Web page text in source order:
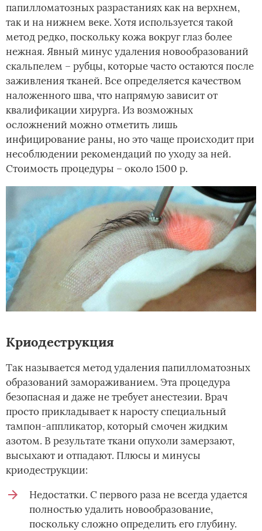
папилломатозных разрастаниях как на верхнем,
так и на нижнем веке. Хотя используется такой
метод редко, поскольку кожа вокруг глаз более
нежная. Явный минус удаления новообразований
скальпелем – рубцы, которые часто остаются после
заживления тканей. Все определяется качеством
наложенного шва, что напрямую зависит от
квалификации хирурга. Из возможных
осложнений можно отметить лишь
инфицирование раны, но это чаще происходит при
несоблюдении рекомендаций по уходу за ней.
Стоимость процедуры – около 1500 р.
Криодеструкция
Так называется метод удаления папилломатозных
образований замораживанием. Эта процедура
безопасная и даже не требует анестезии. Врач
просто прикладывает к наросту специальный
тампон-аппликатор, который смочен жидким
азотом. В результате ткани опухоли замерзают,
высыхают и отпадают. Плюсы и минусы
криодеструкции:
Недостатки. С первого раза не всегда удается
полностью удалить новообразование,
поскольку сложно определить его глубину.